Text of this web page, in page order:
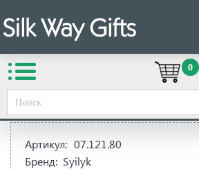
0
Вы здесь: Сувенирная
офиса→Брелоки, монетницы,
Артикул: 07.121.80
Бренд: Syilyk